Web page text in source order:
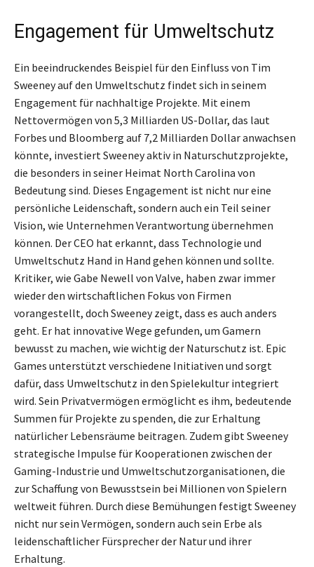
Engagement für Umweltschutz
Ein beeindruckendes Beispiel für den Einfluss von Tim
Sweeney auf den Umweltschutz findet sich in seinem
Engagement für nachhaltige Projekte. Mit einem
Nettovermögen von 5,3 Milliarden US-Dollar, das laut
Forbes und Bloomberg auf 7,2 Milliarden Dollar anwachsen
könnte, investiert Sweeney aktiv in Naturschutzprojekte,
die besonders in seiner Heimat North Carolina von
Bedeutung sind. Dieses Engagement ist nicht nur eine
persönliche Leidenschaft, sondern auch ein Teil seiner
Vision, wie Unternehmen Verantwortung übernehmen
können. Der CEO hat erkannt, dass Technologie und
Umweltschutz Hand in Hand gehen können und sollte.
Kritiker, wie Gabe Newell von Valve, haben zwar immer
wieder den wirtschaftlichen Fokus von Firmen
vorangestellt, doch Sweeney zeigt, dass es auch anders
geht. Er hat innovative Wege gefunden, um Gamern
bewusst zu machen, wie wichtig der Naturschutz ist. Epic
Games unterstützt verschiedene Initiativen und sorgt
dafür, dass Umweltschutz in den Spielekultur integriert
wird. Sein Privatvermögen ermöglicht es ihm, bedeutende
Summen für Projekte zu spenden, die zur Erhaltung
natürlicher Lebensräume beitragen. Zudem gibt Sweeney
strategische Impulse für Kooperationen zwischen der
Gaming-Industrie und Umweltschutzorganisationen, die
zur Schaffung von Bewusstsein bei Millionen von Spielern
weltweit führen. Durch diese Bemühungen festigt Sweeney
nicht nur sein Vermögen, sondern auch sein Erbe als
leidenschaftlicher Fürsprecher der Natur und ihrer
Erhaltung.